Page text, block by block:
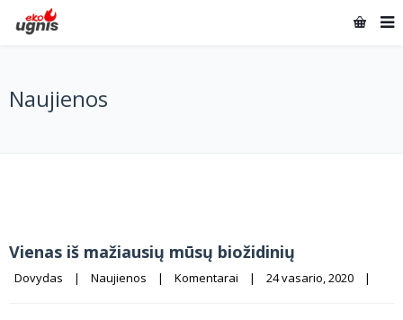
Naujienos
Vienas iš mažiausių mūsų biožidinių
Dovydas | Naujienos | Komentarai | 24 vasario, 2020 |